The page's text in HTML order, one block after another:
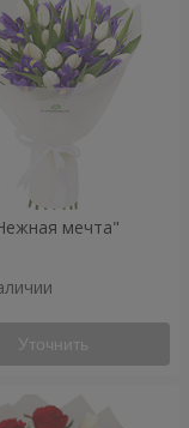
мечта"
Уточнить